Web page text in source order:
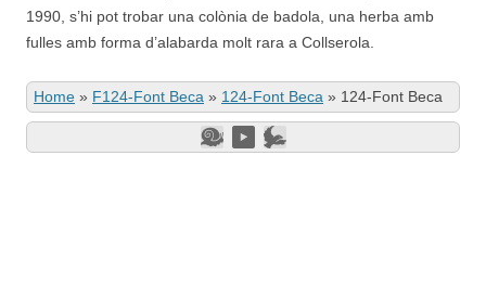
1990, s’hi pot trobar una colònia de badola, una herba amb
fulles amb forma d’alabarda molt rara a Collserola.
Home » F124-Font Beca » 124-Font Beca » 124-Font Beca